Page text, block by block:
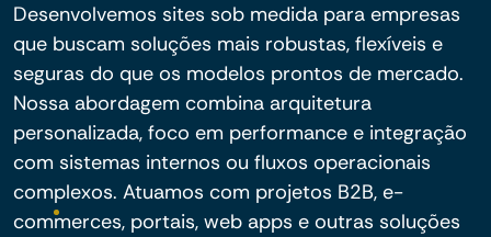
Desenvolvemos sites sob medida para empresas
que buscam soluções mais robustas, flexíveis e
seguras do que os modelos prontos de mercado.
Nossa abordagem combina arquitetura
personalizada, foco em performance e integração
com sistemas internos ou fluxos operacionais
complexos. Atuamos com projetos B2B, e-
commerces, portais, web apps e outras soluções